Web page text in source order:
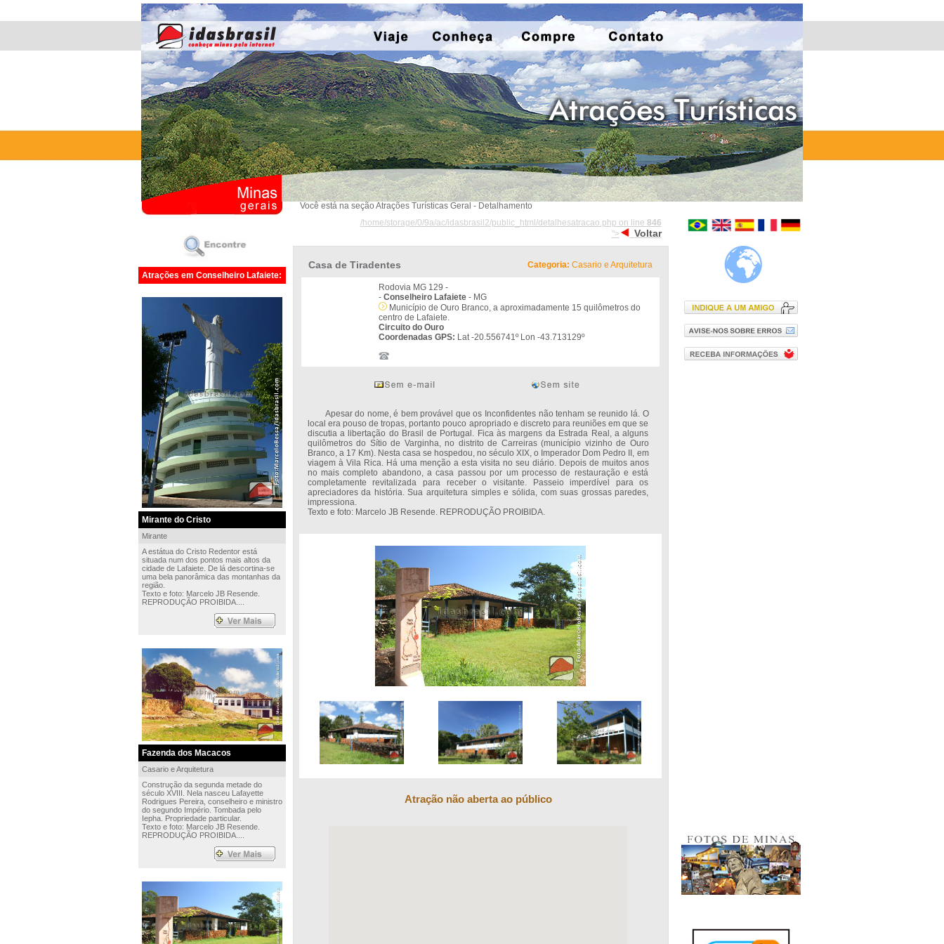
Atrações em Conselheiro Lafaiete:
Mirante do Cristo
Mirante
A estátua do Cristo Redentor está
situada num dos pontos mais altos da
cidade de Lafaiete. De lá descortina-se
uma bela panorâmica das montanhas da
região.
Texto e foto: Marcelo JB Resende.
REPRODUÇÃO PROIBIDA....
Fazenda dos Macacos
Casario e Arquitetura
Construção da segunda metade do
século XVIII. Nela nasceu Lafayette
Rodrigues Pereira, conselheiro e ministro
do segundo Império. Tombada pelo
Iepha. Propriedade particular.
Texto e foto: Marcelo JB Resende.
REPRODUÇÃO PROIBIDA....
Você está na seção Atrações Turísticas Geral - Detalhamento
/home/storage/0/9a/ac/idasbrasil2/public_html/detalhesatracao.php on line 846
">
Voltar
Casa de Tiradentes Categoria: Casario e Arquitetura
Rodovia MG 129 -
- Conselheiro Lafaiete - MG
Município de Ouro Branco, a aproximadamente 15 quilômetros do
centro de Lafaiete.
Circuito do Ouro
Coordenadas GPS: Lat -20.556741º Lon -43.713129º
Apesar do nome, é bem provável que os Inconfidentes não tenham se reunido lá. O
local era pouso de tropas, portanto pouco apropriado e discreto para reuniões em que se
discutia a libertação do Brasil de Portugal. Fica às margens da Estrada Real, a alguns
quilômetros do Sítio de Varginha, no distrito de Carreiras (município vizinho de Ouro
Branco, a 17 Km). Nesta casa se hospedou, no século XIX, o Imperador Dom Pedro II, em
viagem à Vila Rica. Há uma menção a esta visita no seu diário. Depois de muitos anos
no mais completo abandono, a casa passou por um processo de restauração e está
completamente revitalizada para receber o visitante. Passeio imperdível para os
apreciadores da história. Sua arquitetura simples e sólida, com suas grossas paredes,
impressiona.
Texto e foto: Marcelo JB Resende. REPRODUÇÃO PROIBIDA.
Atração não aberta ao público